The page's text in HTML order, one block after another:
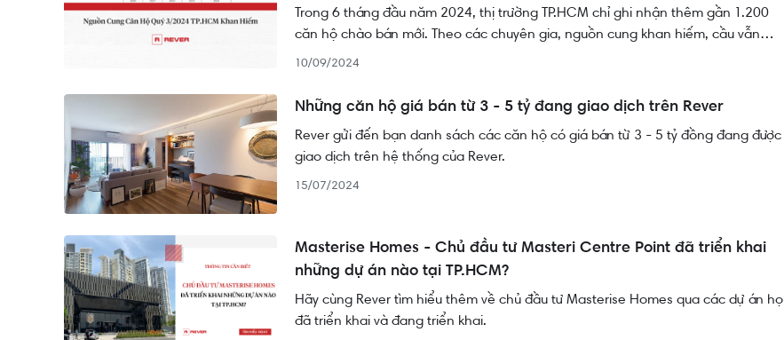
Trong 6 tháng đầu năm 2024, thị trường TP.HCM chỉ ghi nhận thêm gần 1.200
căn hộ chào bán mới. Theo các chuyên gia, nguồn cung khan hiếm, cầu vẫn
tăng là lý do khiến giá căn hộ khó giảm trong thời gian tới.
10/09/2024
Những căn hộ giá bán từ 3 - 5 tỷ đang giao dịch trên Rever
Rever gửi đến bạn danh sách các căn hộ có giá bán từ 3 - 5 tỷ đồng đang được
giao dịch trên hệ thống của Rever.
15/07/2024
Masterise Homes - Chủ đầu tư Masteri Centre Point đã triển khai
những dự án nào tại TP.HCM?
Hãy cùng Rever tìm hiểu thêm về chủ đầu tư Masterise Homes qua các dự án họ
đã triển khai và đang triển khai.